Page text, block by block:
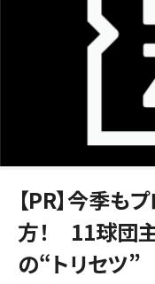
【PR】今季も
方！ 11球団
の“トリセツ”